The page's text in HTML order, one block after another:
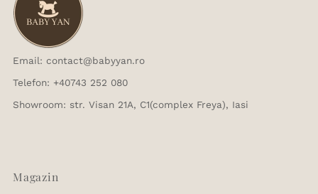
Email: contact@babyyan.ro
Telefon: +40743 252 080
Showroom: str. Visan 21A, C1(complex Freya), Iasi
Magazin